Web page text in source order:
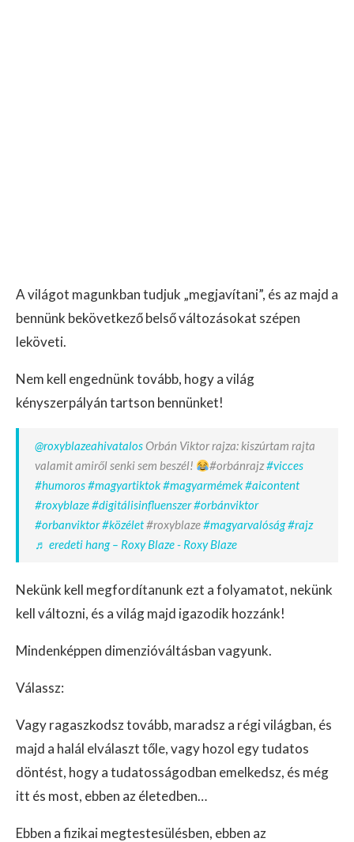
A világot magunkban tudjuk „megjavítani”, és az majd a
bennünk bekövetkező belső változásokat szépen
leköveti.
Nem kell engednünk tovább, hogy a világ
kényszerpályán tartson bennünket!
@roxyblazeahivatalosOrbán Viktor rajza: kiszúrtam rajta
valamit amiről senki sem beszél!
#orbánrajz#vicces
#humoros#magyartiktok#magyarmémek#aicontent
#roxyblaze#digitálisinfluenszer#orbánviktor
#orbanviktor#közélet#roxyblaze#magyarvalóság#rajz
♬ eredeti hang – Roxy Blaze - Roxy Blaze
Nekünk kell megfordítanunk ezt a folyamatot, nekünk
kell változni, és a világ majd igazodik hozzánk!
Mindenképpen dimenzióváltásban vagyunk.
Válassz:
Vagy ragaszkodsz tovább, maradsz a régi világban, és
majd a halál elválaszt tőle, vagy hozol egy tudatos
döntést, hogy a tudatosságodban emelkedsz, és még
itt és most, ebben az életedben…
Ebben a fizikai megtestesülésben, ebben az